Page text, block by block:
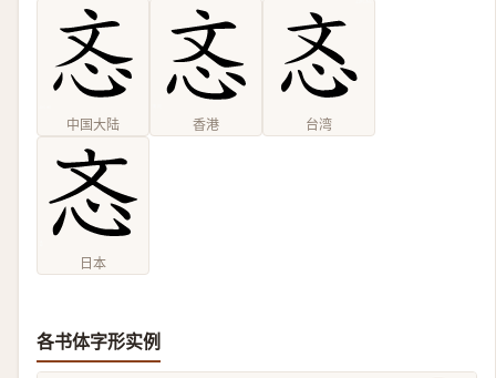
中国大陆 香港 台湾
日本
各书体字形实例